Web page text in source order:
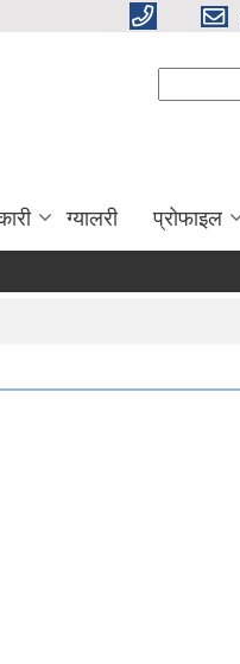
ग्यालरी प्रोफाइल